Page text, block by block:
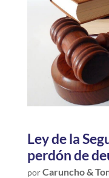
Ley de la
perdón de
porCaruncho &